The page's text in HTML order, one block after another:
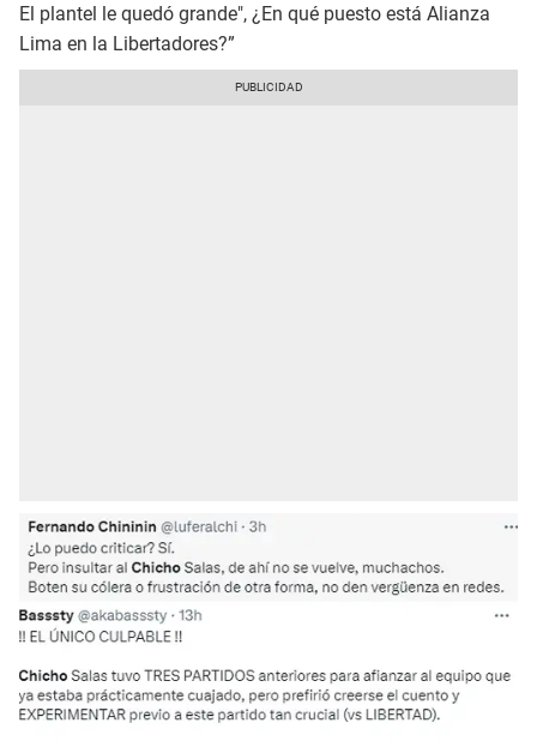
El plantel le quedó grande", ¿En qué puesto está Alianza
Lima en la Libertadores?”